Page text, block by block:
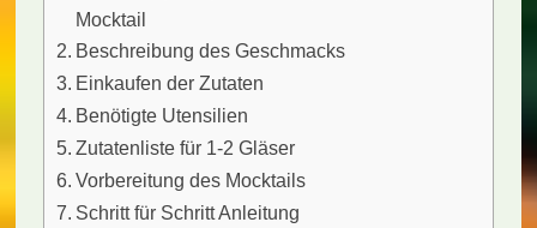
Mocktail
Beschreibung des Geschmacks
Einkaufen der Zutaten
Benötigte Utensilien
Zutatenliste für 1-2 Gläser
Vorbereitung des Mocktails
Schritt für Schritt Anleitung